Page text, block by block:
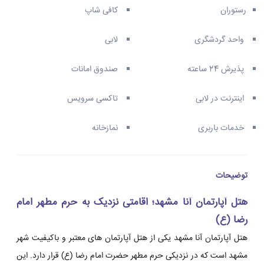
رستوران کافی شاپ
واحد گردشگری لابی
پذیرش 24 ساعته صندوق امانات
اینترنت در لابی تاکسی سرویس
خدمات باربری نمازخانه
توضیحات
هتل آپارتمان آنا مشهد؛ اقامتی نزدیک به حرم مطهر امام
رضا (ع)
هتل آپارتمان آنا مشهد یکی از هتل آپارتمان های معتبر و باکیفیت شهر
مشهد است که در نزدیکی حرم مطهر حضرت امام رضا (ع) قرار دارد. این